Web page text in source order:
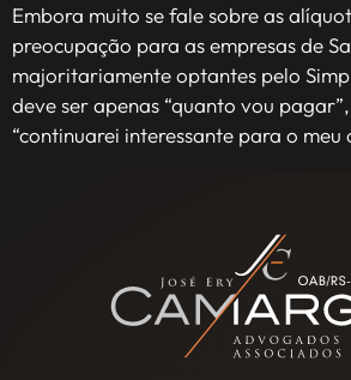
Embora muito se fale sobre as
preocupação para as empresas de
majoritariamente optantes pelo
deve ser apenas “quanto vou
“continuarei interessante para o meu